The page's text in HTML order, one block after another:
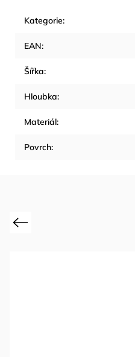
Kategorie:
EAN:
Šířka:
Hloubka:
Materiál:
Povrch:
Previous